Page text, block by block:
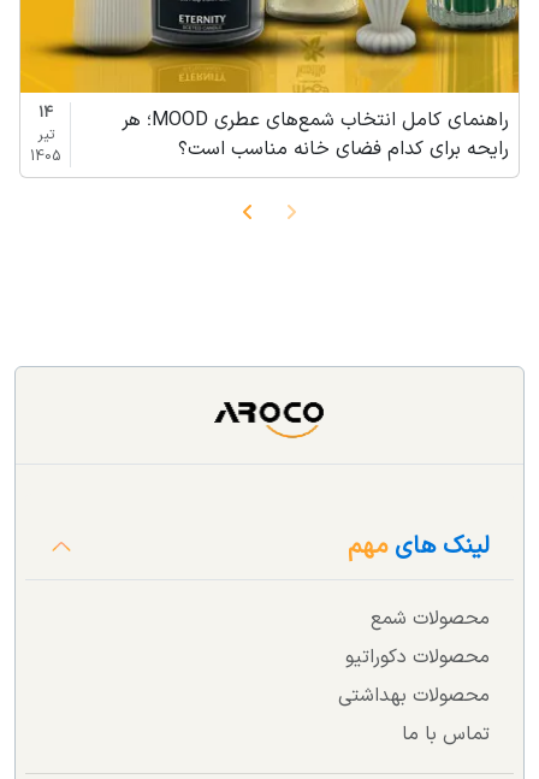
راهنمای کامل انتخاب شمع‌های عطری MOOD؛ هر
رایحه برای کدام فضای خانه مناسب است؟
14
تیر
1405
لینک هایمهم
محصولات شمع
محصولات دکوراتیو
محصولات بهداشتی
تماس با ما